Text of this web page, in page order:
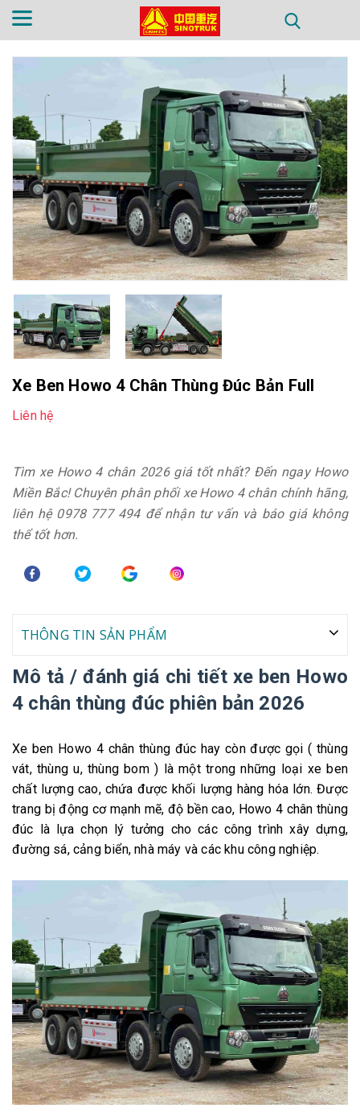
TIN TỨC LIÊN HỆ
Xe Ben Howo 4 Chân Thùng Đúc Bản Full
Liên hệ
Tìm xe Howo 4 chân 2026 giá tốt nhất? Đến ngay Howo
Miền Bắc! Chuyên phân phối xe Howo 4 chân chính hãng,
liên hệ 0978 777 494 để nhận tư vấn và báo giá không
thể tốt hơn.
THÔNG TIN SẢN PHẨM
Mô tả / đánh giá chi tiết xe ben Howo
4 chân thùng đúc phiên bản 2026
Xe ben Howo 4 chân thùng đúc hay còn được gọi ( thùng
vát, thùng u, thùng bom ) là một trong những loại xe ben
chất lượng cao, chứa được khối lượng hàng hóa lớn. Được
trang bị động cơ mạnh mẽ, độ bền cao, Howo 4 chân thùng
đúc là lựa chọn lý tưởng cho các công trình xây dựng,
đường sá, cảng biển, nhà máy và các khu công nghiệp.